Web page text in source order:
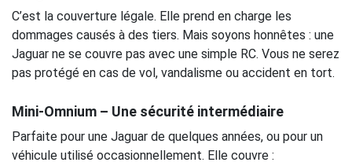
C’est la couverture légale. Elle prend en charge les
dommages causés à des tiers. Mais soyons honnêtes : une
Jaguar ne se couvre pas avec une simple RC. Vous ne serez
pas protégé en cas de vol, vandalisme ou accident en tort.
Mini-Omnium – Une sécurité intermédiaire
Parfaite pour une Jaguar de quelques années, ou pour un
véhicule utilisé occasionnellement. Elle couvre :